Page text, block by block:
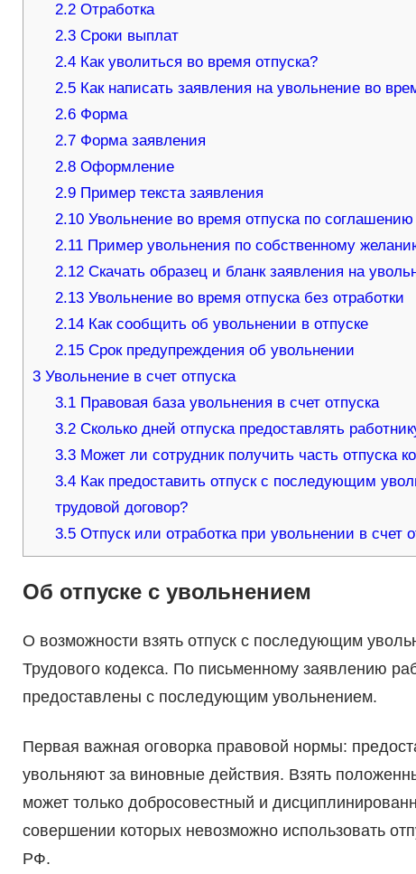
2.2 Отработка
2.3 Сроки выплат
2.4 Как уволиться во время отпуска?
2.5 Как написать заявления на увольнение во
2.6 Форма
2.7 Форма заявления
2.8 Оформление
2.9 Пример текста заявления
2.10 Увольнение во время отпуска по соглашению
2.11 Пример увольнения по собственному
2.12 Скачать образец и бланк заявления на
2.13 Увольнение во время отпуска без отработки
2.14 Как сообщить об увольнении в отпуске
2.15 Срок предупреждения об увольнении
3Увольнение в счет отпуска
3.1 Правовая база увольнения в счет отпуска
3.2 Сколько дней отпуска предоставлять
3.3 Может ли сотрудник получить часть отпуска
3.4 Как предоставить отпуск с последующим
трудовой договор?
3.5 Отпуск или отработка при увольнении в счет
Об отпуске с увольнением
О возможности взять отпуск с последующим
Трудового кодекса. По письменному заявлению
предоставлены с последующим увольнением.
Первая важная оговорка правовой нормы:
увольняют за виновные действия. Взять
может только добросовестный и
совершении которых невозможно использовать
РФ.